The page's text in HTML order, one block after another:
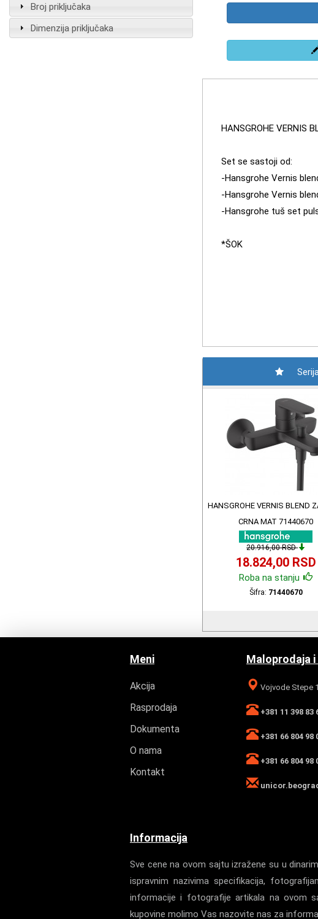
Broj priključaka
Dimenzija priključaka
HANSGROHE VERNIS
Set se sastoji od:
-Hansgrohe Vernis
-Hansgrohe Vernis
-Hansgrohe tuš set
*ŠOK
HANSGROHE VERNIS BLEND
CRNA MAT 71440670
20.916,00 RSD
18.824,00 RSD
Roba na stanju
Šifra: 71440670
Meni
Akcija
Rasprodaja
Dokumenta
O nama
Kontakt
Maloprodaja
Vojvode Stepe
+381 11 398 83
+381 66 804 98
+381 66 804 98
Informacija
Sve cene na ovom sajtu izražene su u
ispravnim nazivima specifikacija,
informacije i fotografije artikala na ovom
kupovine molimo Vas nazovite nas za